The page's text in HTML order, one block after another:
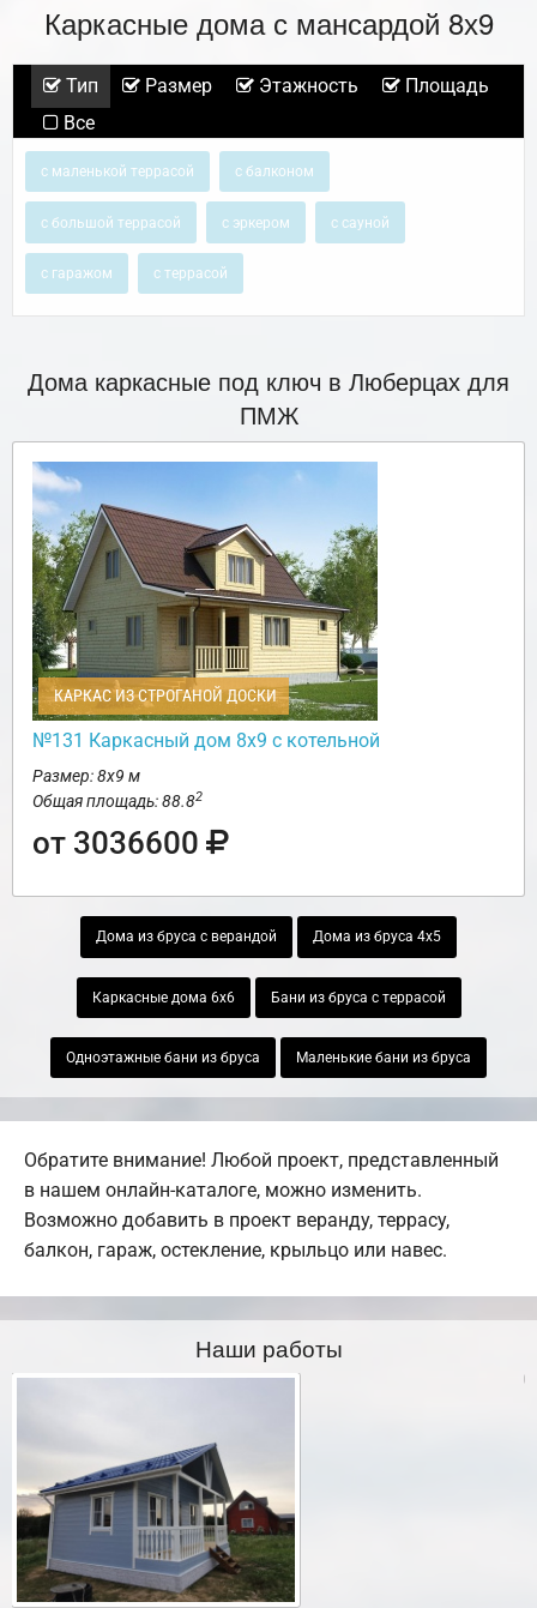
Каркасные дома с мансардой 8х9
Тип Размер Этажность
Площадь
Все
с маленькой террасой с балконом
с большой террасой с эркером с сауной
с гаражом с террасой
Дома каркасные под ключ в Люберцах для
ПМЖ
КАРКАС ИЗ СТРОГАНОЙ ДОСКИ
№131 Каркасный дом 8х9 с котельной
Размер: 8х9 м
Общая площадь: 88.82
от 3036600
Дома из бруса с верандой Дома из бруса 4х5
Каркасные дома 6х6 Бани из бруса с террасой
Одноэтажные бани из бруса Маленькие бани из бруса
Обратите внимание! Любой проект, представленный
в нашем онлайн-каталоге, можно изменить.
Возможно добавить в проект веранду, террасу,
балкон, гараж, остекление, крыльцо или навес.
Наши работы